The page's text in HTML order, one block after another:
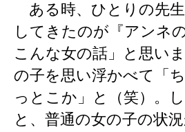
ある時、ひとりの先
してきたのが『アンネ
こんな女の話」と思い
の子を思い浮かべて「
っとこか」と（笑）。
と、普通の女の子の状